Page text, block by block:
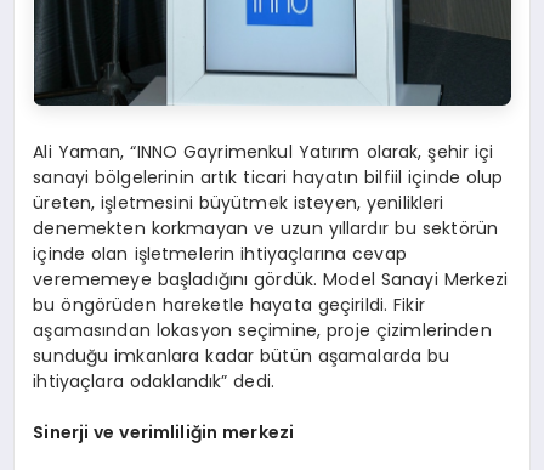
Ali Yaman, “INNO Gayrimenkul Yatırım olarak, şehir içi
sanayi bölgelerinin artık ticari hayatın bilfiil içinde olup
üreten, işletmesini büyütmek isteyen, yenilikleri
denemekten korkmayan ve uzun yıllardır bu sektörün
içinde olan işletmelerin ihtiyaçlarına cevap
verememeye başladığını gördük. Model Sanayi Merkezi
bu öngörüden hareketle hayata geçirildi. Fikir
aşamasından lokasyon seçimine, proje çizimlerinden
sunduğu imkanlara kadar bütün aşamalarda bu
ihtiyaçlara odaklandık” dedi.
Sinerji ve verimliliğin merkezi